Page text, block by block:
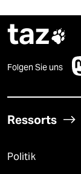
taz
Folgen Sie uns
Ressorts
Politik